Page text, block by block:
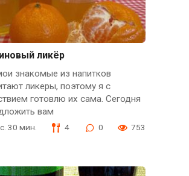
ликёр
знакомые из напитков
ликеры, поэтому я с
готовлю их сама. Сегодня
вам
30 мин. 4 0 753